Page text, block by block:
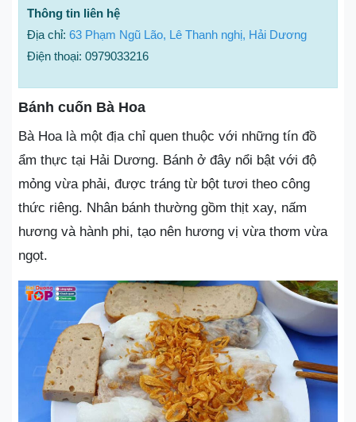
Thông tin liên hệ
Địa chỉ: 63 Phạm Ngũ Lão, Lê Thanh nghị, Hải Dương
Điện thoại: 0979033216
Bánh cuốn Bà Hoa
Bà Hoa là một địa chỉ quen thuộc với những tín đồ
ẩm thực tại Hải Dương. Bánh ở đây nổi bật với độ
mỏng vừa phải, được tráng từ bột tươi theo công
thức riêng. Nhân bánh thường gồm thịt xay, nấm
hương và hành phi, tạo nên hương vị vừa thơm vừa
ngọt.